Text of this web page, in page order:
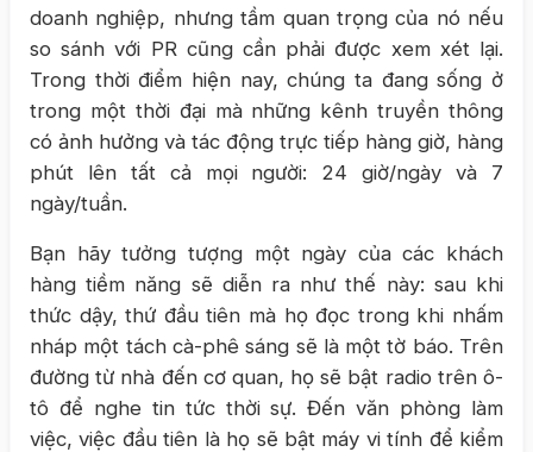
doanh nghiệp, nhưng tầm quan trọng của nó nếu
so sánh với PR cũng cần phải được xem xét lại.
Trong thời điểm hiện nay, chúng ta đang sống ở
trong một thời đại mà những kênh truyền thông
có ảnh hưởng và tác động trực tiếp hàng giờ, hàng
phút lên tất cả mọi người: 24 giờ/ngày và 7
ngày/tuần.
Bạn hãy tưởng tượng một ngày của các khách
hàng tiềm năng sẽ diễn ra như thế này: sau khi
thức dậy, thứ đầu tiên mà họ đọc trong khi nhấm
nháp một tách cà-phê sáng sẽ là một tờ báo. Trên
đường từ nhà đến cơ quan, họ sẽ bật radio trên ô-
tô để nghe tin tức thời sự. Đến văn phòng làm
việc, việc đầu tiên là họ sẽ bật máy vi tính để kiểm